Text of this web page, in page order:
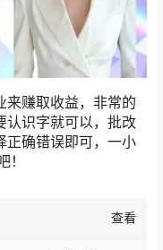
来赚取收益，非常的
认识字就可以，批改
正确错误即可，一小
查看